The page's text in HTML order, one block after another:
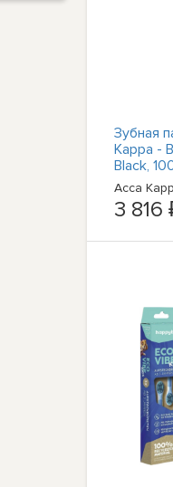
Зубная
Kappa -
Black,
Acca
3 816